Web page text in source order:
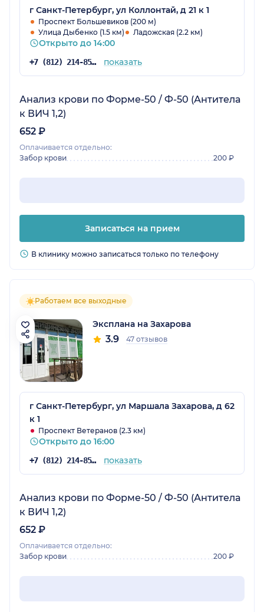
г Санкт-Петербург, ул Коллонтай, д 21 к 1
Проспект Большевиков (200 м)
Улица Дыбенко (1.5 км)
Ладожская (2.2 км)
Открыто до 14:00
+7 (812) 214-85-23 показать
Анализ крови по Форме-50 / Ф-50 (Антитела
к ВИЧ 1,2)
652 ₽
Оплачивается отдельно:
Забор крови
200 ₽
Записаться на прием
В клинику можно записаться только по телефону
Работаем все выходные
Эксплана на Захарова
3.9 47 отзывов
г Санкт-Петербург, ул Маршала Захарова, д 62
к 1
Проспект Ветеранов (2.3 км)
Открыто до 16:00
+7 (812) 214-85-23 показать
Анализ крови по Форме-50 / Ф-50 (Антитела
к ВИЧ 1,2)
652 ₽
Оплачивается отдельно:
Забор крови
200 ₽